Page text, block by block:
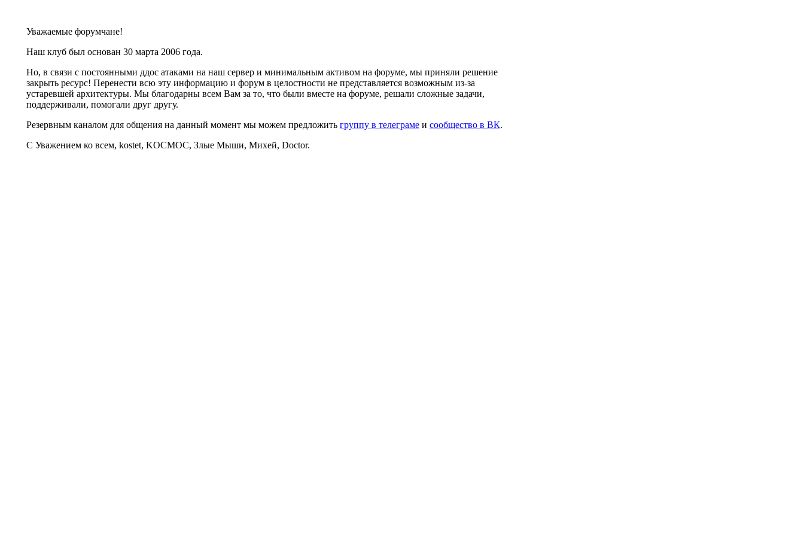
Уважаемые форумчане!
Наш клуб был основан 30 марта 2006 года.
Но, в связи с постоянными ддос атаками на наш сервер и минимальным активом на форуме, мы приняли решение
закрыть ресурс! Перенести всю эту информацию и форум в целостности не представляется возможным из-за
устаревшей архитектуры. Мы благодарны всем Вам за то, что были вместе на форуме, решали сложные задачи,
поддерживали, помогали друг другу.
Резервным каналом для общения на данный момент мы можем предложить группу в телеграме и сообщество в ВК.
С Уважением ко всем, kostet, KOCMOC, Злые Мыши, Михей, Doctor.